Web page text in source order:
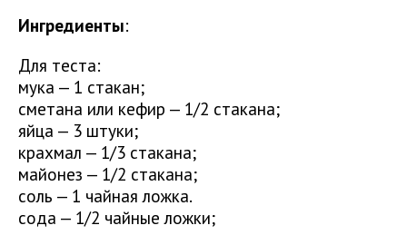
Ингредиенты:
Для теста:
мука — 1 стакан;
сметана или кефир — 1/2 стакана;
яйца — 3 штуки;
крахмал — 1/3 стакана;
майонез — 1/2 стакана;
соль — 1 чайная ложка.
сода — 1/2 чайные ложки;